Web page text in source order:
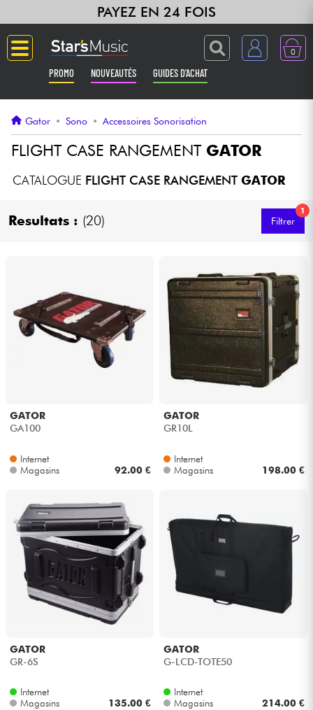
PAYEZ EN 24 FOIS
0
PROMO NOUVEAUTÉS GUIDES D'ACHAT
Guitares & Basses
Amplis & Effets
Claviers & Pianos
Home Studio
Casques
Micros & HF
Eclairage
Batteries & Percu
Vents
Violons & Quatuor
Eveil Musical
Gator • Sono • Accessoires Sonorisation
FLIGHT CASE RANGEMENT GATOR
CATALOGUE FLIGHT CASE RANGEMENT GATOR
Resultats : (20)
1
Filtrer
GATOR
GA100
Internet
Magasins
92.00 €
GATOR
GR10L
Internet
Magasins
198.00 €
GATOR
GR-6S
Internet
Magasins
135.00 €
GATOR
G-LCD-TOTE50
Internet
Magasins
214.00 €